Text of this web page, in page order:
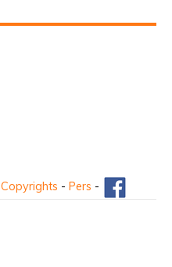
Copyrights - Pers -